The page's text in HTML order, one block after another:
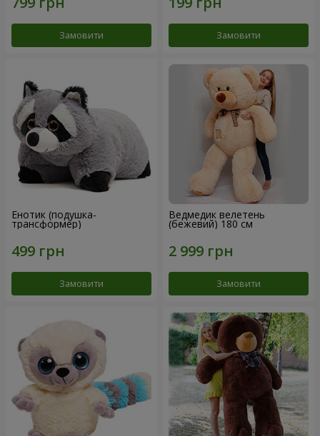
Замовити Замовити
Енотик (подушка-
трансформер)
Замовити
Ведмедик велетень
(бежевий) 180 см
Замовити